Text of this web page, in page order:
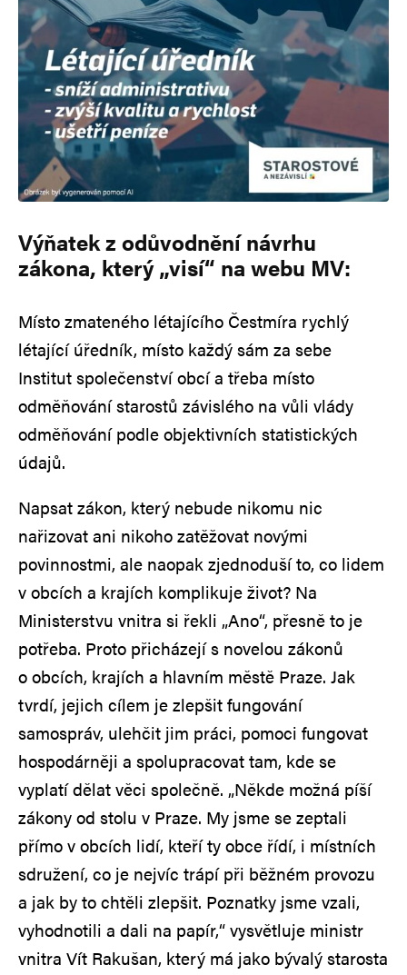
Výňatek z odůvodnění návrhu
zákona, který „visí“ na webu MV:
Místo zmateného létajícího Čestmíra rychlý
létající úředník, místo každý sám za sebe
Institut společenství obcí a třeba místo
odměňování starostů závislého na vůli vlády
odměňování podle objektivních statistických
údajů.
Napsat zákon, který nebude nikomu nic
nařizovat ani nikoho zatěžovat novými
povinnostmi, ale naopak zjednoduší to, co lidem
v obcích a krajích komplikuje život? Na
Ministerstvu vnitra si řekli „Ano“, přesně to je
potřeba. Proto přicházejí s novelou zákonů
o obcích, krajích a hlavním městě Praze. Jak
tvrdí, jejich cílem je zlepšit fungování
samospráv, ulehčit jim práci, pomoci fungovat
hospodárněji a spolupracovat tam, kde se
vyplatí dělat věci společně. „Někde možná píší
zákony od stolu v Praze. My jsme se zeptali
přímo v obcích lidí, kteří ty obce řídí, i místních
sdružení, co je nejvíc trápí při běžném provozu
a jak by to chtěli zlepšit. Poznatky jsme vzali,
vyhodnotili a dali na papír,“ vysvětluje ministr
vnitra Vít Rakušan, který má jako bývalý starosta